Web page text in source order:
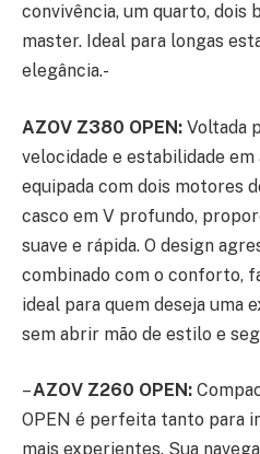
convivência, um quarto, dois
master. Ideal para longas
elegância.-
AZOV Z380 OPEN: Voltada
velocidade e estabilidade em
equipada com dois motores
casco em V profundo,
suave e rápida. O design
combinado com o conforto,
ideal para quem deseja uma
sem abrir mão de estilo e
–AZOV Z260 OPEN:
OPEN é perfeita tanto para
mais experientes. Sua